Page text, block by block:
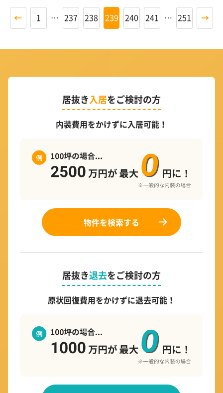
← 1 … 237 238 239 240 241 … 251 →
居抜き入居をご検討の方
内装費用をかけずに入居可能！
物件を検索する
居抜き退去をご検討の方
原状回復費用をかけずに退去可能！